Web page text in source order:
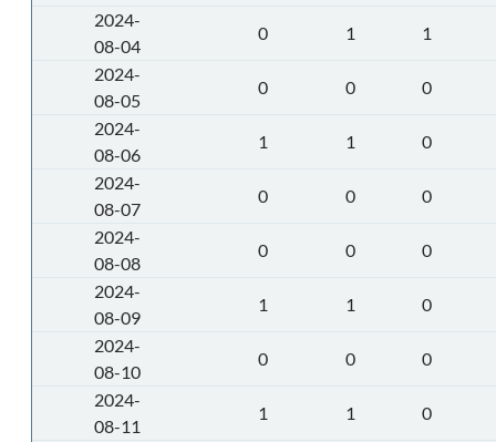
2024-
08-04
0 1
1
2024-
08-05
0 0
0
2024-
08-06
1 1
0
2024-
08-07
0 0
0
2024-
08-08
0 0
0
2024-
08-09
1 1
0
2024-
08-10
0 0
0
2024-
08-11
1 1
0